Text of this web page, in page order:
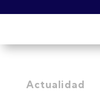
Actualidad